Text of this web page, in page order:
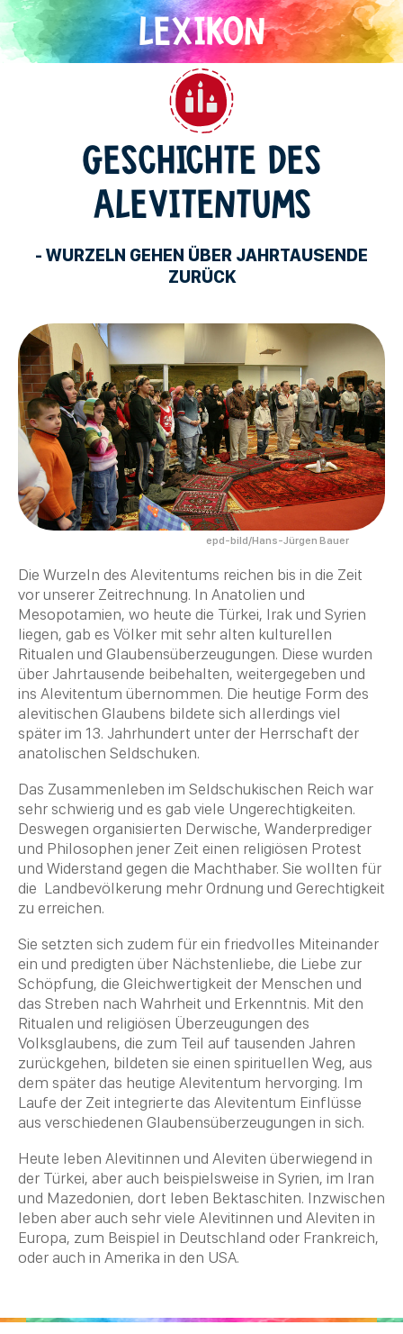
Direkt
zum
Inhalt
GESCHICHTE DES
ALEVITENTUMS
- WURZELN GEHEN ÜBER JAHRTAUSENDE
ZURÜCK
epd-bild/Hans-Jürgen Bauer
Die Wurzeln des Alevitentums reichen bis in die Zeit
vor unserer Zeitrechnung. In Anatolien und
Mesopotamien, wo heute die Türkei, Irak und Syrien
liegen, gab es Völker mit sehr alten kulturellen
Ritualen und Glaubensüberzeugungen. Diese wurden
über Jahrtausende beibehalten, weitergegeben und
ins Alevitentum übernommen. Die heutige Form des
alevitischen Glaubens bildete sich allerdings viel
später im 13. Jahrhundert unter der Herrschaft der
anatolischen Seldschuken.
Das Zusammenleben im Seldschukischen Reich war
sehr schwierig und es gab viele Ungerechtigkeiten.
Deswegen organisierten Derwische, Wanderprediger
und Philosophen jener Zeit einen religiösen Protest
und Widerstand gegen die Machthaber. Sie wollten für
die Landbevölkerung mehr Ordnung und Gerechtigkeit
zu erreichen.
Sie setzten sich zudem für ein friedvolles Miteinander
ein und predigten über Nächstenliebe, die Liebe zur
Schöpfung, die Gleichwertigkeit der Menschen und
das Streben nach Wahrheit und Erkenntnis. Mit den
Ritualen und religiösen Überzeugungen des
Volksglaubens, die zum Teil auf tausenden Jahren
zurückgehen, bildeten sie einen spirituellen Weg, aus
dem später das heutige Alevitentum hervorging. Im
Laufe der Zeit integrierte das Alevitentum Einflüsse
aus verschiedenen Glaubensüberzeugungen in sich.
Heute leben Alevitinnen und Aleviten überwiegend in
der Türkei, aber auch beispielsweise in Syrien, im Iran
und Mazedonien, dort leben Bektaschiten. Inzwischen
leben aber auch sehr viele Alevitinnen und Aleviten in
Europa, zum Beispiel in Deutschland oder Frankreich,
oder auch in Amerika in den USA.